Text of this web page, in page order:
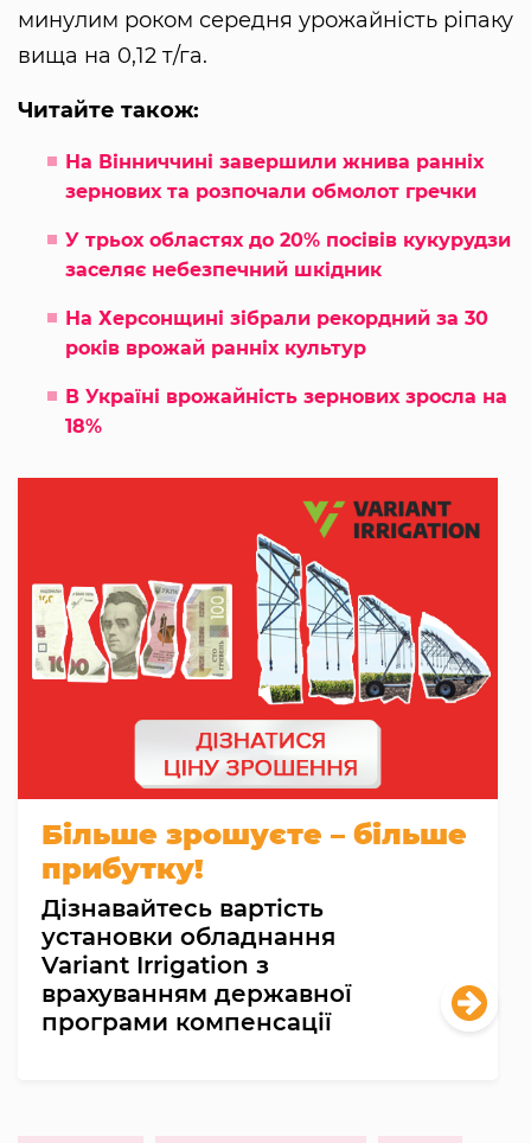
минулим роком середня урожайність ріпаку
вища на 0,12 т/га.
Читайте також:
На Вінниччині завершили жнива ранніх
зернових та розпочали обмолот гречки
У трьох областях до 20% посівів кукурудзи
заселяє небезпечний шкідник
На Херсонщині зібрали рекордний за 30
років врожай ранніх культур
В Україні врожайність зернових зросла на
18%
Більше зрошуєте – більше
прибутку!
Дізнавайтесь вартість
установки обладнання
Variant Irrigation з
врахуванням державної
програми компенсації